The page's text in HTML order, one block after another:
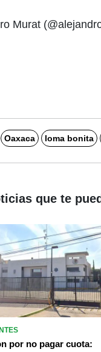
Murat
Oaxaca loma bonita
que te
por no pagar cuota: